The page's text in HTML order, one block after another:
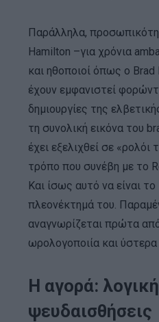
Παράλληλα,
Hamilton –για χρόνια
και ηθοποιοί όπως ο
έχουν εμφανιστεί
δημιουργίες της
τη συνολική εικόνα του
έχει εξελιχθεί σε
τρόπο που συνέβη με το
Και ίσως αυτό να είναι
πλεονέκτημά του.
αναγνωρίζεται πρώτα
ωρολογοποιία και ύστερα
Η αγορά:
ψευδαισθήσεις